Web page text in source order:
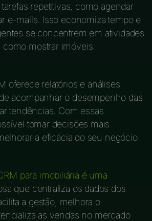
repetitivas, como agendar
e-mails. Isso economiza tempo e
se concentrem em atividades
mostrar imóveis.
oferece relatórios e análises
acompanhar o desempenho das
tendências. Com essas
tomar decisões mais
a eficácia do seu negócio.
para imobiliária é uma
que centraliza os dados dos
a gestão, melhora o
as vendas no mercado